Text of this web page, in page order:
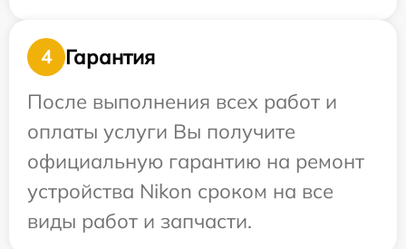
4
Гарантия
После выполнения всех работ и
оплаты услуги Вы получите
официальную гарантию на ремонт
устройства Nikon сроком на все
виды работ и запчасти.